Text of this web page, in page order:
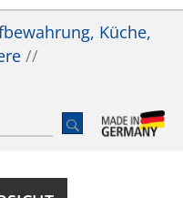
Küche,
//